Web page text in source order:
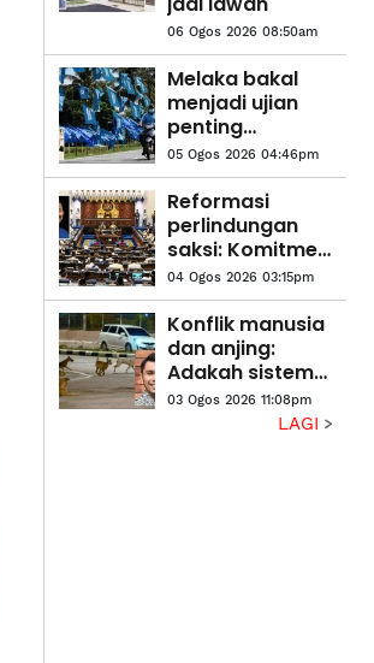
06 Ogos 2026 08:50am
Melaka bakal
menjadi ujian
penting
terhadap
dinamika
kerjasama BN-
PN
05 Ogos 2026 04:46pm
Reformasi
perlindungan
saksi: Komitmen
kerajaan
memperkukuh
sistem keadilan
jenayah
04 Ogos 2026 03:15pm
Konflik manusia
dan anjing:
Adakah sistem
yang gagal?
03 Ogos 2026 11:08pm
LAGI